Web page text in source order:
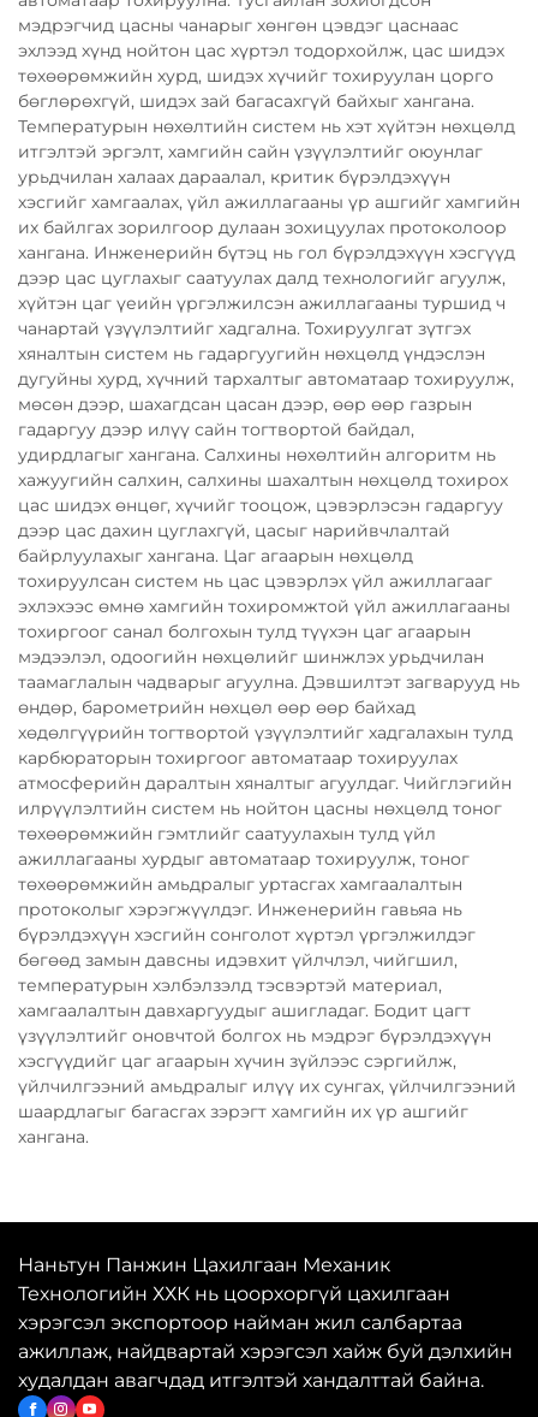
мэдрэгчид цасны чанарыг хөнгөн цэвдэг цаснаас
эхлээд хүнд нойтон цас хүртэл тодорхойлж, цас шидэх
төхөөрөмжийн хурд, шидэх хүчийг тохируулан цорго
бөглөрөхгүй, шидэх зай багасахгүй байхыг хангана.
Температурын нөхөлтийн систем нь хэт хүйтэн нөхцөлд
итгэлтэй эргэлт, хамгийн сайн үзүүлэлтийг оюунлаг
урьдчилан халаах дараалал, критик бүрэлдэхүүн
хэсгийг хамгаалах, үйл ажиллагааны үр ашгийг хамгийн
их байлгах зорилгоор дулаан зохицуулах протоколоор
хангана. Инженерийн бүтэц нь гол бүрэлдэхүүн хэсгүүд
дээр цас цуглахыг саатуулах далд технологийг агуулж,
хүйтэн цаг үеийн үргэлжилсэн ажиллагааны туршид ч
чанартай үзүүлэлтийг хадгална. Тохируулгат зүтгэх
хяналтын систем нь гадаргуугийн нөхцөлд үндэслэн
дугуйны хурд, хүчний тархалтыг автоматаар тохируулж,
мөсөн дээр, шахагдсан цасан дээр, өөр өөр газрын
гадаргуу дээр илүү сайн тогтвортой байдал,
удирдлагыг хангана. Салхины нөхөлтийн алгоритм нь
хажуугийн салхин, салхины шахалтын нөхцөлд тохирох
цас шидэх өнцөг, хүчийг тооцож, цэвэрлэсэн гадаргуу
дээр цас дахин цуглахгүй, цасыг нарийвчлалтай
байрлуулахыг хангана. Цаг агаарын нөхцөлд
тохируулсан систем нь цас цэвэрлэх үйл ажиллагааг
эхлэхээс өмнө хамгийн тохиромжтой үйл ажиллагааны
тохиргоог санал болгохын тулд түүхэн цаг агаарын
мэдээлэл, одоогийн нөхцөлийг шинжлэх урьдчилан
таамаглалын чадварыг агуулна. Дэвшилтэт загварууд нь
өндөр, барометрийн нөхцөл өөр өөр байхад
хөдөлгүүрийн тогтвортой үзүүлэлтийг хадгалахын тулд
карбюраторын тохиргоог автоматаар тохируулах
атмосферийн даралтын хяналтыг агуулдаг. Чийглэгийн
илрүүлэлтийн систем нь нойтон цасны нөхцөлд тоног
төхөөрөмжийн гэмтлийг саатуулахын тулд үйл
ажиллагааны хурдыг автоматаар тохируулж, тоног
төхөөрөмжийн амьдралыг уртасгах хамгаалалтын
протоколыг хэрэгжүүлдэг. Инженерийн гавьяа нь
бүрэлдэхүүн хэсгийн сонголот хүртэл үргэлжилдэг
бөгөөд замын давсны идэвхит үйлчлэл, чийгшил,
температурын хэлбэлзэлд тэсвэртэй материал,
хамгаалалтын давхаргуудыг ашигладаг. Бодит цагт
үзүүлэлтийг оновчтой болгох нь мэдрэг бүрэлдэхүүн
хэсгүүдийг цаг агаарын хүчин зүйлээс сэргийлж,
үйлчилгээний амьдралыг илүү их сунгах, үйлчилгээний
шаардлагыг багасгах зэрэгт хамгийн их үр ашгийг
хангана.
Наньтун Панжин Цахилгаан Механик
Технологийн ХХК нь цоорхоргүй цахилгаан
хэрэгсэл экспортоор найман жил салбартаа
ажиллаж, найдвартай хэрэгсэл хайж буй дэлхийн
худалдан авагчдад итгэлтэй хандалттай байна.